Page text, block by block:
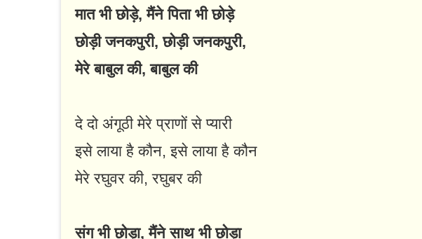
मात भी छोड़े, मैंने पिता भी छोड़े
छोड़ी जनकपुरी, छोड़ी जनकपुरी,
मेरे बाबुल की, बाबुल की
दे दो अंगूठी मेरे प्राणों से प्यारी
इसे लाया है कौन, इसे लाया है कौन
मेरे रघुवर की, रघुबर की
संग भी छोड़ा, मैंने साथ भी छोड़ा